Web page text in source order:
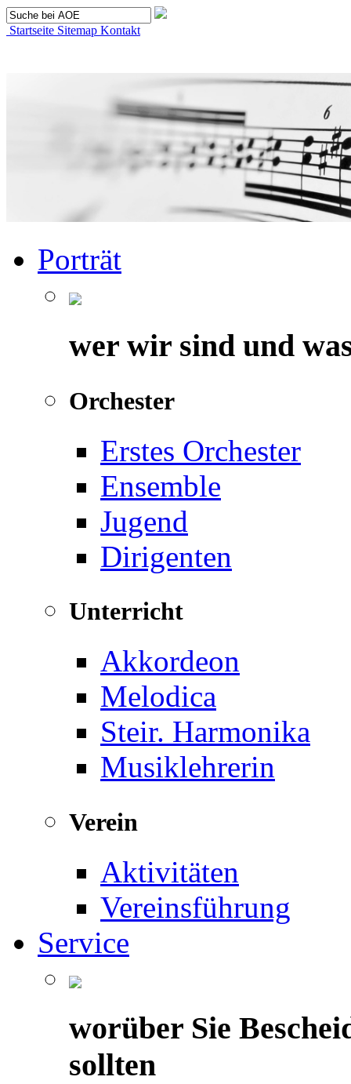
Startseite Sitemap Kontakt
Porträt
wer wir sind und
Orchester
Erstes Orchester
Ensemble
Jugend
Dirigenten
Unterricht
Akkordeon
Melodica
Steir. Harmonika
Musiklehrerin
Verein
Aktivitäten
Vereinsführung
Service
worüber Sie
sollten